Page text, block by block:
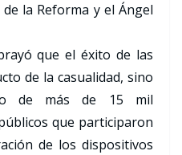
la Reforma y el Ángel
que el éxito de las
de la casualidad, sino
de más de 15 mil
que participaron
de los dispositivos